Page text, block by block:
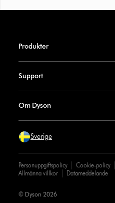
Produkter
Support
Om Dyson
Sverige
Personuppgiftspolicy Cookie-policy
Allmänna villkor
Datameddelande
© Dyson 2026